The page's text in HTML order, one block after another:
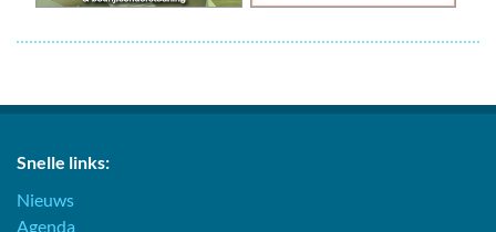
Snelle links:
Nieuws
Agenda